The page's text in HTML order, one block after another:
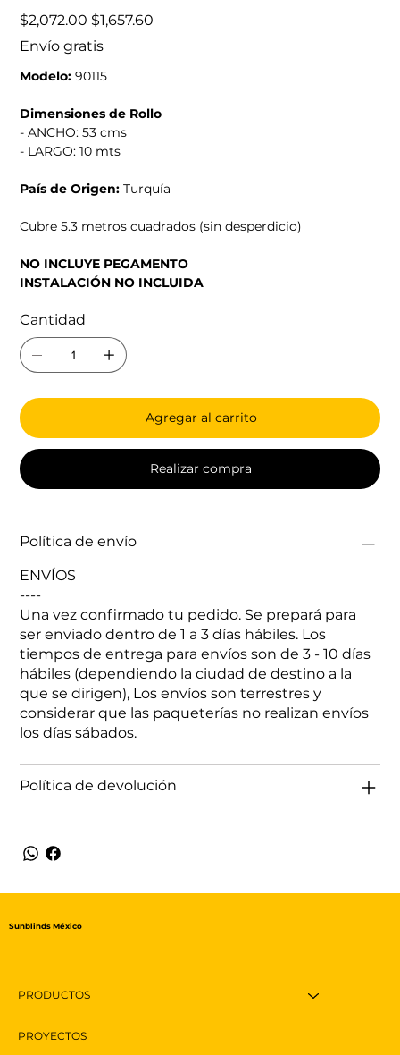
Precio
original
$2,072.00 Precio
de
$1,657.60
Envío gratis
Modelo:90115
Dimensiones de Rollo
- ANCHO: 53 cms
- LARGO: 10 mts
País de Origen:Turquía
Cubre 5.3 metros cuadrados (sin desperdicio)
NO INCLUYE PEGAMENTO
INSTALACIÓN NO INCLUIDA
Cantidad
Agregar al carrito
Realizar compra
Política de envío
ENVÍOS
----
Una vez confirmado tu pedido. Se prepará para
ser enviado dentro de 1 a 3 días hábiles. Los
tiempos de entrega para envíos son de 3 - 10 días
hábiles (dependiendo la ciudad de destino a la
que se dirigen), Los envíos son terrestres y
considerar que las paqueterías no realizan envíos
los días sábados.
Política de devolución
PRODUCTOS
PROYECTOS
Sunblinds México